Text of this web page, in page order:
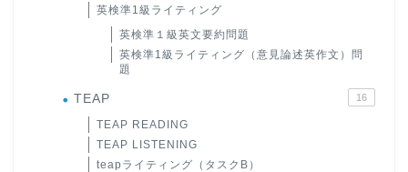
英検準1級ライティング
英検準１級英文要約問題
英検準1級ライティング（意見論述英作文）問
題
TEAP 16
TEAP READING
TEAP LISTENING
teapライティング（タスクB）